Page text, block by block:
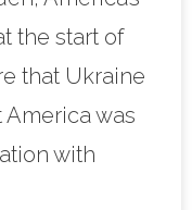
the start of
that Ukraine
was
with